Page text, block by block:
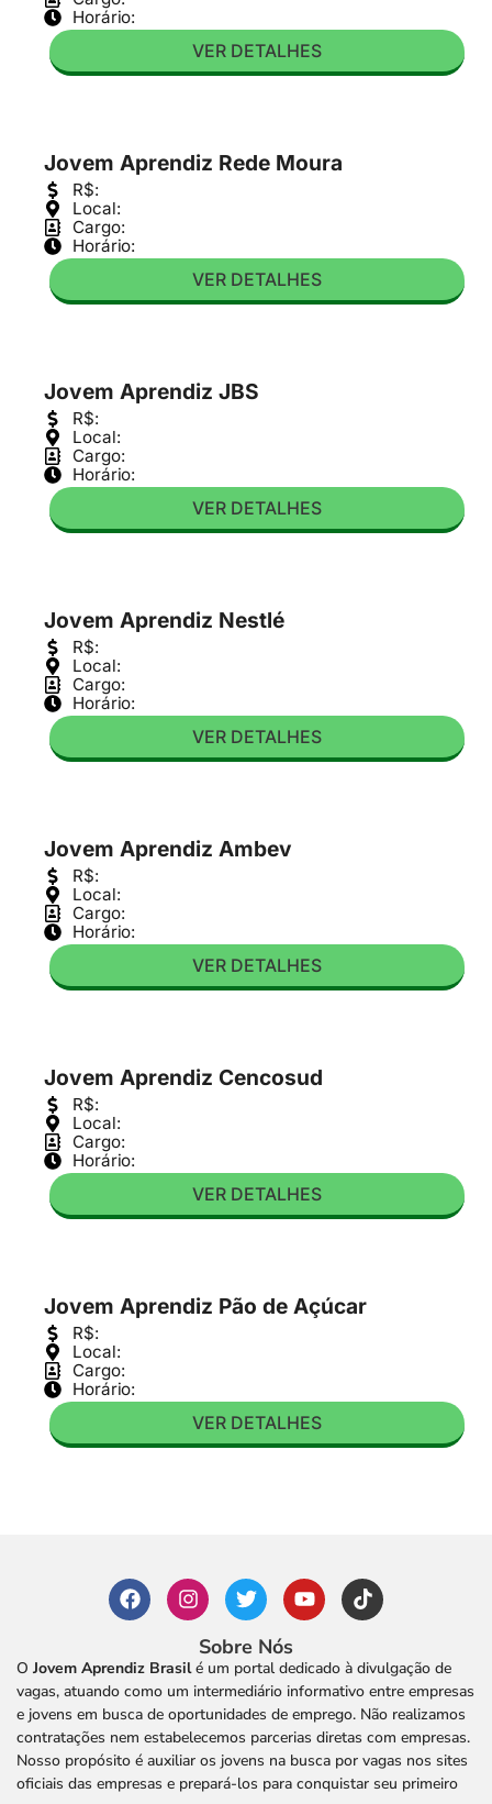
Horário:
VER DETALHES
Jovem Aprendiz Rede Moura
R$:
Local:
Cargo:
Horário:
VER DETALHES
Jovem Aprendiz JBS
R$:
Local:
Cargo:
Horário:
VER DETALHES
Jovem Aprendiz Nestlé
R$:
Local:
Cargo:
Horário:
VER DETALHES
Jovem Aprendiz Ambev
R$:
Local:
Cargo:
Horário:
VER DETALHES
Jovem Aprendiz Cencosud
R$:
Local:
Cargo:
Horário:
VER DETALHES
Jovem Aprendiz Pão de Açúcar
R$:
Local:
Cargo:
Horário:
VER DETALHES
Sobre Nós
O Jovem Aprendiz Brasilé um portal dedicado à divulgação de
vagas, atuando como um intermediário informativo entre empresas
e jovens em busca de oportunidades de emprego. Não realizamos
contratações nem estabelecemos parcerias diretas com empresas.
Nosso propósito é auxiliar os jovens na busca por vagas nos sites
oficiais das empresas e prepará-los para conquistar seu primeiro